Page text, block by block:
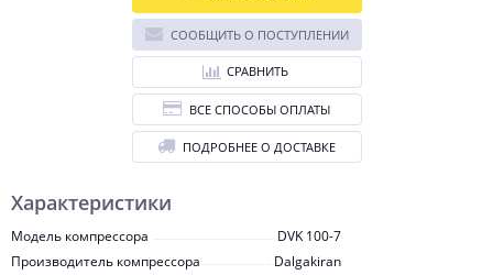
Характеристики
Модель компрессора
DVK 100-7
Производитель компрессора
Dalgakiran
СООБЩИТЬ О ПОСТУПЛЕНИИ
СРАВНИТЬ
ВСЕ СПОСОБЫ ОПЛАТЫ
ПОДРОБНЕЕ О ДОСТАВКЕ